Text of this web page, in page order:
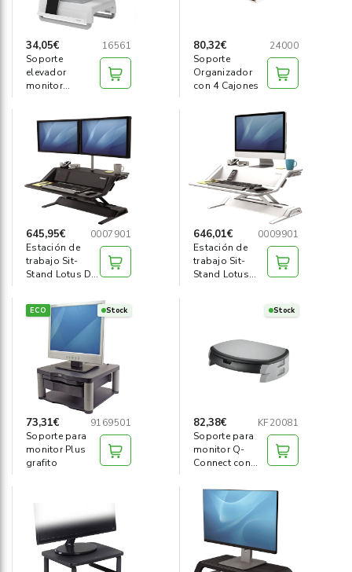
34,05€
16561
Soporte
elevador
monitor
80,32€
24000
Soporte
Organizador
con 4 Cajones
645,95€
0007901
Estación de
trabajo Sit-
Stand Lotus DX
646,01€
0009901
Estación de
trabajo Sit-
Stand Lotus
ECO Stock
73,31€
9169501
Soporte para
monitor Plus
grafito
Stock
82,38€
KF20081
Soporte para
monitor Q-
Connect con